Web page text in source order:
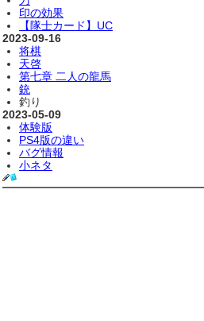
印の効果
【隊士カード】UC
2023-09-16
将棋
天啓
第七章 二人の龍馬
銃
釣り
2023-05-09
体験版
PS4版の違い
バグ情報
小ネタ